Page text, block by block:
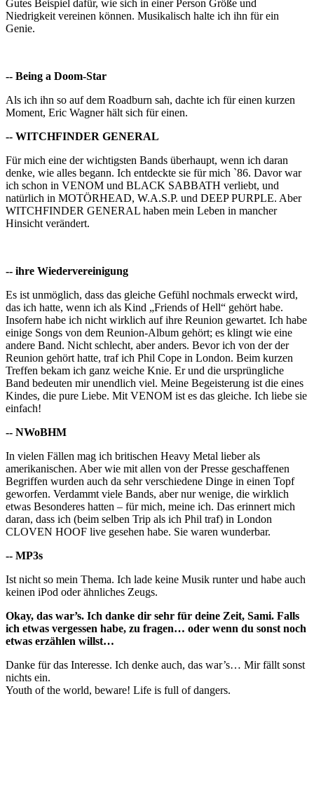
Gutes Beispiel dafür, wie sich in einer Person Größe und
Niedrigkeit vereinen können. Musikalisch halte ich ihn für ein
Genie.
-- Being a Doom-Star
Als ich ihn so auf dem Roadburn sah, dachte ich für einen kurzen
Moment, Eric Wagner hält sich für einen.
-- WITCHFINDER GENERAL
Für mich eine der wichtigsten Bands überhaupt, wenn ich daran
denke, wie alles begann. Ich entdeckte sie für mich `86. Davor war
ich schon in VENOM und BLACK SABBATH verliebt, und
natürlich in MOTÖRHEAD, W.A.S.P. und DEEP PURPLE. Aber
WITCHFINDER GENERAL haben mein Leben in mancher
Hinsicht verändert.
-- ihre Wiedervereinigung
Es ist unmöglich, dass das gleiche Gefühl nochmals erweckt wird,
das ich hatte, wenn ich als Kind „Friends of Hell“ gehört habe.
Insofern habe ich nicht wirklich auf ihre Reunion gewartet. Ich habe
einige Songs von dem Reunion-Album gehört; es klingt wie eine
andere Band. Nicht schlecht, aber anders. Bevor ich von der der
Reunion gehört hatte, traf ich Phil Cope in London. Beim kurzen
Treffen bekam ich ganz weiche Knie. Er und die ursprüngliche
Band bedeuten mir unendlich viel. Meine Begeisterung ist die eines
Kindes, die pure Liebe. Mit VENOM ist es das gleiche. Ich liebe sie
einfach!
-- NWoBHM
In vielen Fällen mag ich britischen Heavy Metal lieber als
amerikanischen. Aber wie mit allen von der Presse geschaffenen
Begriffen wurden auch da sehr verschiedene Dinge in einen Topf
geworfen. Verdammt viele Bands, aber nur wenige, die wirklich
etwas Besonderes hatten – für mich, meine ich. Das erinnert mich
daran, dass ich (beim selben Trip als ich Phil traf) in London
CLOVEN HOOF live gesehen habe. Sie waren wunderbar.
-- MP3s
Ist nicht so mein Thema. Ich lade keine Musik runter und habe auch
keinen iPod oder ähnliches Zeugs.
Okay, das war’s. Ich danke dir sehr für deine Zeit, Sami. Falls
ich etwas vergessen habe, zu fragen… oder wenn du sonst noch
etwas erzählen willst…
Danke für das Interesse. Ich denke auch, das war’s… Mir fällt sonst
nichts ein.
Youth of the world, beware! Life is full of dangers.